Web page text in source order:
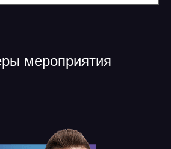
мероприятия